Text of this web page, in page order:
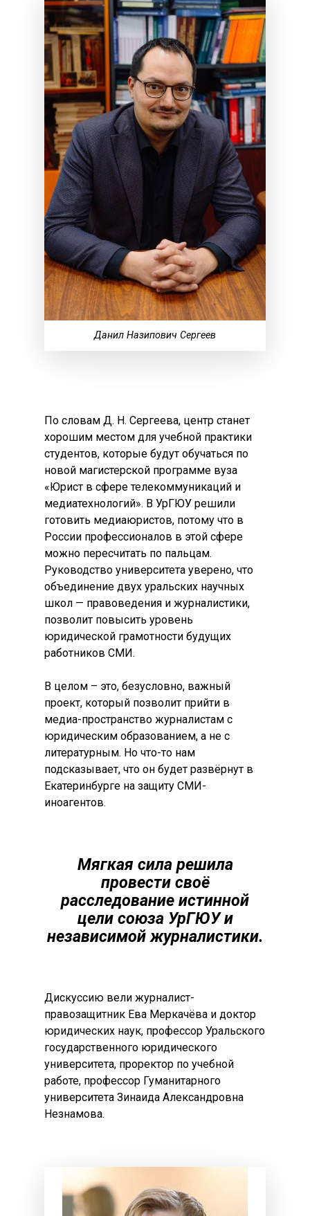
Данил Назипович Сергеев
По словам Д. Н. Сергеева, центр станет
хорошим местом для учебной практики
студентов, которые будут обучаться по
новой магистерской программе вуза
«Юрист в сфере телекоммуникаций и
медиатехнологий». В УрГЮУ решили
готовить медиаюристов, потому что в
России профессионалов в этой сфере
можно пересчитать по пальцам.
Руководство университета уверено, что
объединение двух уральских научных
школ — правоведения и журналистики,
позволит повысить уровень
юридической грамотности будущих
работников СМИ.
В целом – это, безусловно, важный
проект, который позволит прийти в
медиа-пространство журналистам с
юридическим образованием, а не с
литературным. Но что-то нам
подсказывает, что он будет развёрнут в
Екатеринбурге на защиту СМИ-
иноагентов.
Мягкая сила решила
провести своё
расследование истинной
цели союза УрГЮУ и
независимой журналистики.
Дискуссию вели журналист-
правозащитник Ева Меркачёва и доктор
юридических наук, профессор Уральского
государственного юридического
университета, проректор по учебной
работе, профессор Гуманитарного
университета Зинаида Александровна
Незнамова.